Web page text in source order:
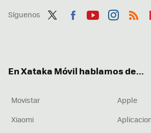
Síguenos
En Xataka Móvil hablamos de...
Movistar
Apple
Xiaomi